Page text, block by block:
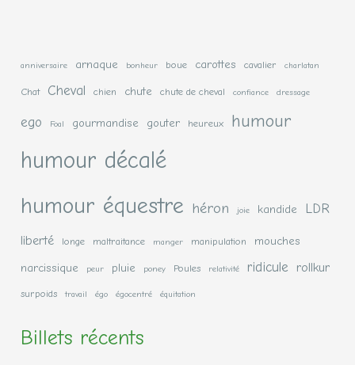
anniversaire arnaque bonheur boue carottes cavalier charlatan
Chat Cheval chien chute chute de cheval confiance dressage
ego Foal gourmandise gouter heureux humour
humour décalé
humour équestre héron joie kandide LDR
liberté longe maltraitance manger manipulation
mouches
narcissique
peur pluie poney Poules relativité ridicule rollkur
surpoids travail égo égocentré équitation
Billets récents